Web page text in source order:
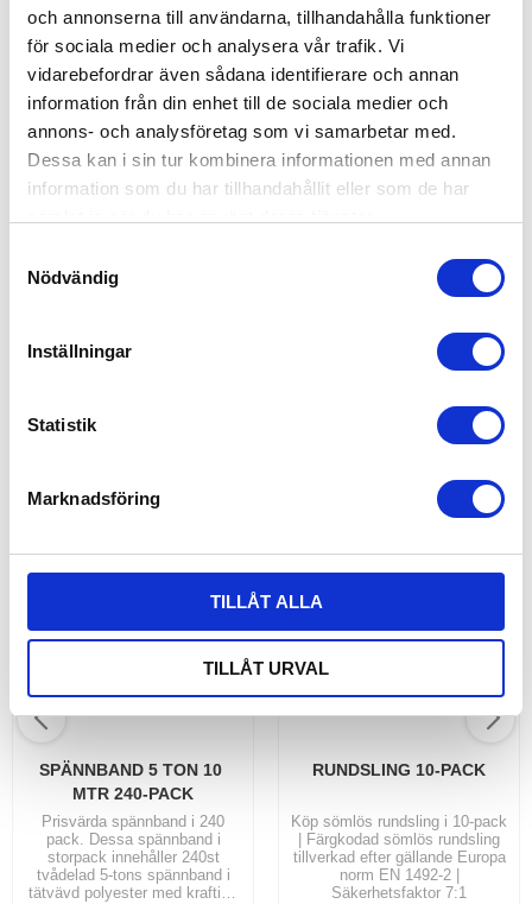
och annonserna till användarna, tillhandahålla funktioner
för sociala medier och analysera vår trafik. Vi
vidarebefordrar även sådana identifierare och annan
information från din enhet till de sociala medier och
annons- och analysföretag som vi samarbetar med.
Dessa kan i sin tur kombinera informationen med annan
information som du har tillhandahållit eller som de har
Nödvändig
Inställningar
Statistik
Marknadsföring
TILLÅT ALLA
TILLÅT URVAL
VINSCHBAND 5 TON
POWERBAND  (STYCK)
fastsättning i vinsch. | Längd:
10 mtr, Bredd: 50 mm. |
SPÄNNBAND STANDARD 5
TON
mellan 6 och 20 meter och
kommer i 10, 100 och 240
pack. | Spännband 50 mm
SPÄNNBAND 5 TON 10
MTR 240-PACK
Prisvärda spännband i 240
pack. Dessa spännband i
storpack innehåller 240st
tvådelad 5-tons spännband i
tätvävd polyester med kraftiga
RUNDSLING 10-PACK
Köp sömlös rundsling i 10-pack
| Färgkodad sömlös rundsling
tillverkad efter gällande Europa
norm EN 1492-2 |
Säkerhetsfaktor 7:1
12